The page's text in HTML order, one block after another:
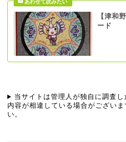
【津和
ード
当サイトは管理人が独自に調査し
内容が相違している場合がござい
い。